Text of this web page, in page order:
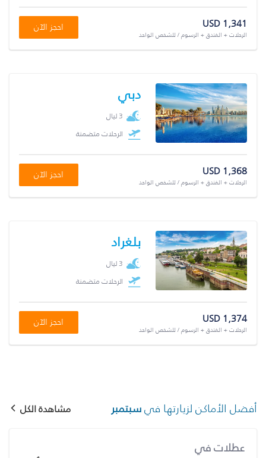
USD 1,341
الرحلات + الفندق + الرسوم / للشخص الواحد
احجز الآن
دبي
3 ليال
الرحلات متضمنة
USD 1,368
الرحلات + الفندق + الرسوم / للشخص الواحد
احجز الآن
بلغراد
3 ليال
الرحلات متضمنة
USD 1,374
الرحلات + الفندق + الرسوم / للشخص الواحد
احجز الآن
أفضل الأماكن لزيارتها فيسبتمبر مشاهدة الكل
عطلات في